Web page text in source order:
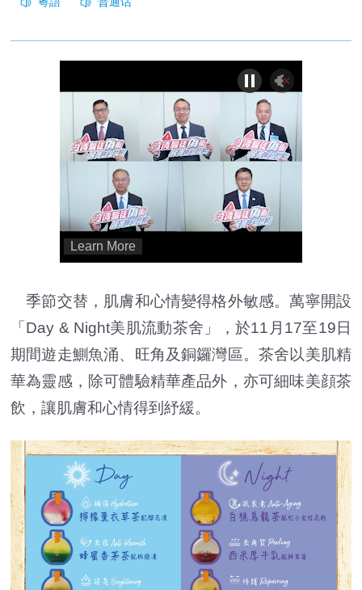
季節交替，肌膚和心情變得格外敏感。萬寧開設
「Day & Night美肌流動茶舍」，於11月17至19日
期間遊走鰂魚涌、旺角及銅鑼灣區。茶舍以美肌精
華為靈感，除可體驗精華產品外，亦可細味美顔茶
飲，讓肌膚和心情得到紓緩。